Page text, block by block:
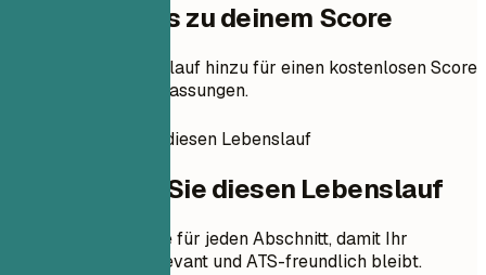
Ein Schritt bis zu deinem Score
Füge deinen Lebenslauf hinzu für einen kostenlosen Score
und priorisierte Anpassungen.
So erstellen Sie diesen Lebenslauf
So erstellen Sie diesen Lebenslauf
Praktische Hinweise für jeden Abschnitt, damit Ihr
Lebenslauf klar, relevant und ATS-freundlich bleibt.